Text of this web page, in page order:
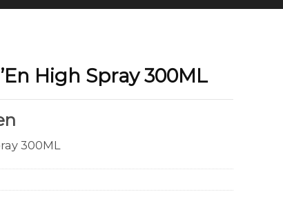
High Spray 300ML
300ML